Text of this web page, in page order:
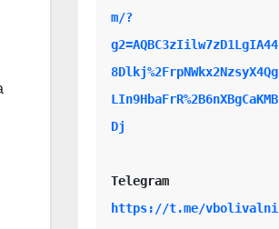
m/?
g2=AQBC3zIilw7zD1LgIA44
8Dlkj%2FrpNWkx2NzsyX4Qg
LIn9HbaFrR%2B6nXBgCaKMB
Dj
Telegram
https://t.me/vbolivalni